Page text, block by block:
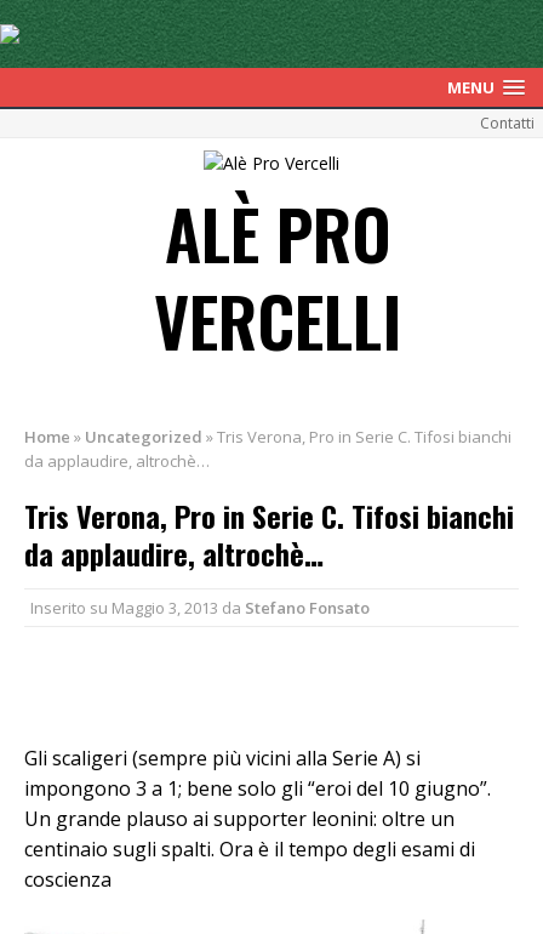
MENU
Contatti
ALÈ PRO
VERCELLI
Home » Uncategorized »Tris Verona, Pro in Serie C. Tifosi bianchi
da applaudire, altrochè…
Tris Verona, Pro in Serie C. Tifosi bianchi
da applaudire, altrochè…
Inserito su Maggio 3, 2013 da Stefano Fonsato
Gli scaligeri (sempre più vicini alla Serie A) si
impongono 3 a 1; bene solo gli “eroi del 10 giugno”.
Un grande plauso ai supporter leonini: oltre un
centinaio sugli spalti. Ora è il tempo degli esami di
coscienza